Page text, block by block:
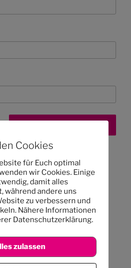
in der kommenden Woche
bis 13.8.21
Cookies
für Euch optimal
wir Cookies. Einige
damit alles
während andere uns
zu verbessern und
Nähere Informationen
Datenschutzerklärung.
zulassen